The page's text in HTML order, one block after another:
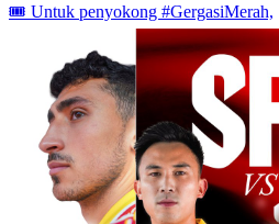
🎟️ Untuk penyokong #GergasiMerah,